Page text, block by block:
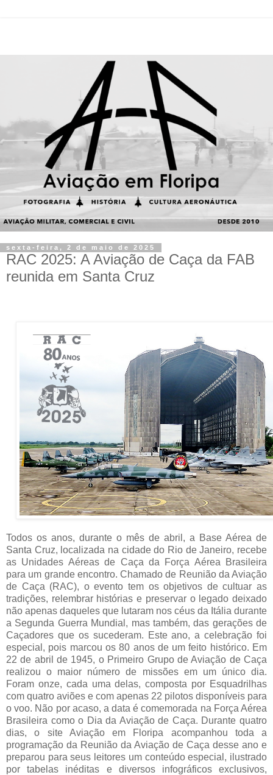
sexta-feira, 2 de maio de 2025
RAC 2025: A Aviação de Caça da FAB
reunida em Santa Cruz
Todos os anos, durante o mês de abril, a Base Aérea de
Santa Cruz, localizada na cidade do Rio de Janeiro, recebe
as Unidades Aéreas de Caça da Força Aérea Brasileira
para um grande encontro. Chamado de Reunião da Aviação
de Caça (RAC), o evento tem os objetivos de cultuar as
tradições, relembrar histórias e preservar o legado deixado
não apenas daqueles que lutaram nos céus da Itália durante
a Segunda Guerra Mundial, mas também, das gerações de
Caçadores que os sucederam. Este ano, a celebração foi
especial, pois marcou os 80 anos de um feito histórico. Em
22 de abril de 1945, o Primeiro Grupo de Aviação de Caça
realizou o maior número de missões em um único dia.
Foram onze, cada uma delas, composta por Esquadrilhas
com quatro aviões e com apenas 22 pilotos disponíveis para
o voo. Não por acaso, a data é comemorada na Força Aérea
Brasileira como o Dia da Aviação de Caça. Durante quatro
dias, o site Aviação em Floripa acompanhou toda a
programação da Reunião da Aviação de Caça desse ano e
preparou para seus leitores um conteúdo especial, ilustrado
por tabelas inéditas e diversos infográficos exclusivos,